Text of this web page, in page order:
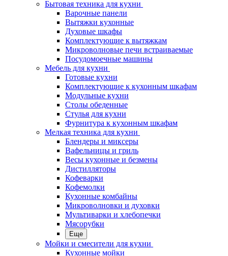
Бытовая техника для кухни
Варочные панели
Вытяжки кухонные
Духовые шкафы
Комплектующие к вытяжкам
Микроволновые печи встраиваемые
Посудомоечные машины
Мебель для кухни
Готовые кухни
Комплектующие к кухонным шкафам
Модульные кухни
Столы обеденные
Стулья для кухни
Фурнитура к кухонным шкафам
Мелкая техника для кухни
Блендеры и миксеры
Вафельницы и гриль
Весы кухонные и безмены
Дистилляторы
Кофеварки
Кофемолки
Кухонные комбайны
Микроволновки и духовки
Мультиварки и хлебопечки
Мясорубки
Еще
Мойки и смесители для кухни
Кухонные мойки